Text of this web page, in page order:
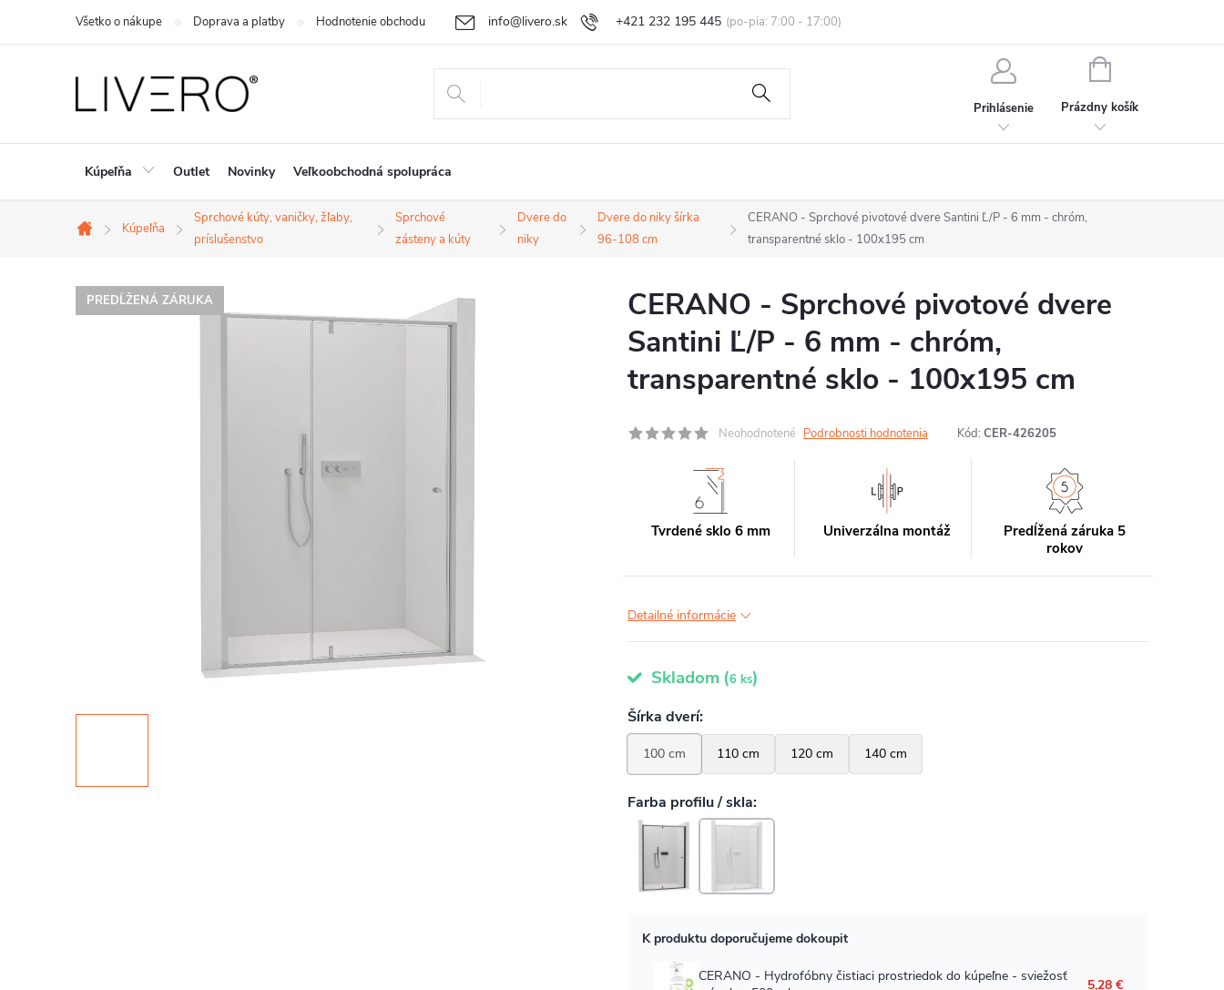
+421 232 195 445
info@livero.sk
Všetko o nákupe Doprava a platby Hodnotenie obchodu Vrátenie tovaru a reklamácia Obchodné podmienky Podmienky ochrany osobných údajov
Prihlásenie
NÁKUPNÝ
Prázdny košík
Kúpeľňa Outlet Novinky Veľkoobchodná spolupráca
Domov
Kúpeľňa
Sprchové kúty, vaničky, žľaby,
príslušenstvo
Sprchové
zásteny a kúty
Dvere do
niky
Dvere do niky šírka
96-108 cm
CERANO - Sprchové pivotové dvere Santini Ľ/P - 6 mm - chróm,
transparentné sklo - 100x195 cm
PREDĹŽENÁ ZÁRUKA
CERANO - Sprchové pivotové dvere
Santini Ľ/P - 6 mm - chróm,
transparentné sklo - 100x195 cm
Neohodnotené Podrobnosti hodnotenia Kód: CER-426205
Tvrdené sklo 6 mm Univerzálna montáž
Predĺžená záruka 5
rokov
Detailné informácie
Skladom (6 ks)